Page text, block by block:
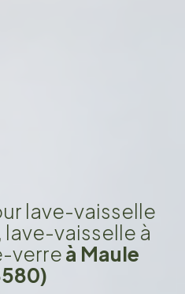
lave-vaisselle
vaisselle à
verreà Maule